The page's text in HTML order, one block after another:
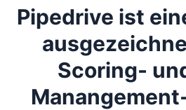
Pipedrive ist
Scoring-